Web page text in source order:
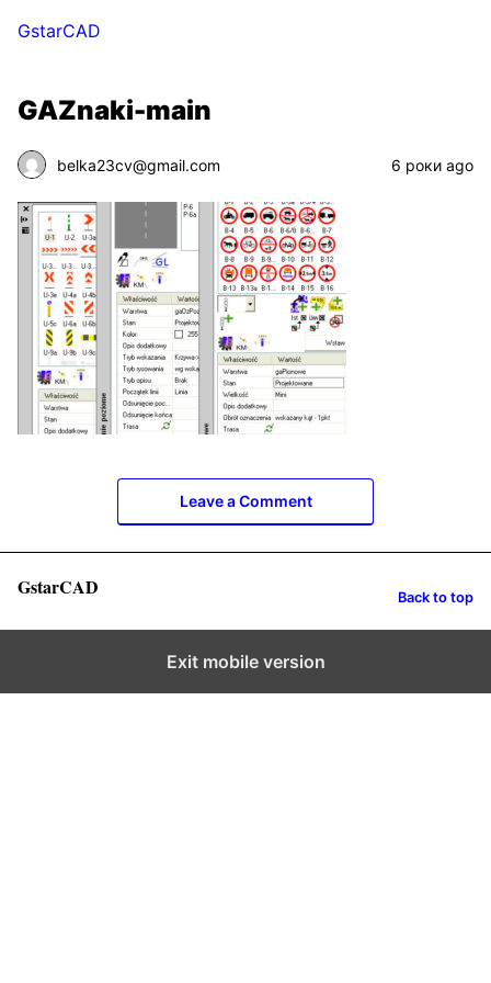
GstarCAD
GAZnaki-main
belka23cv@gmail.com 6 роки ago
Leave a Comment
GstarCAD Back to top
Exit mobile version